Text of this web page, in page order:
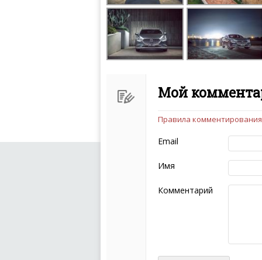
Мой
Чтобы ваш комментарий
следующих правил:
Комментарий не
эмоциональных
Не стоит
Пожалуйста, не
также призывы к
Не размещайте
Правила комментирования
Email
Имя
Комментарий